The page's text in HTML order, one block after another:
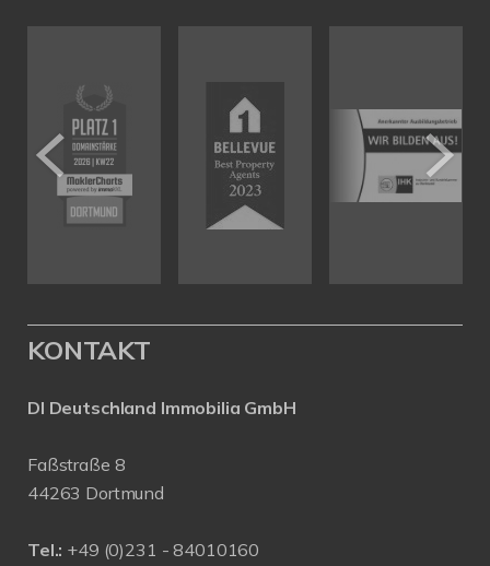
KONTAKT
DI Deutschland Immobilia GmbH
Faßstraße 8
44263 Dortmund
Tel.: +49 (0)231 - 84010160